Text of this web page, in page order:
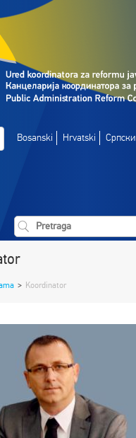
Bosanski Hrvatski Српски
> Koordinator